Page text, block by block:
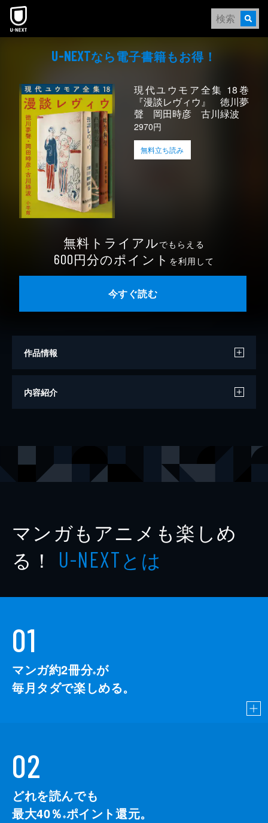
本文へスキップ
U-NEXTなら電⼦書籍もお得！
現代ユウモア全集 18巻
『漫談レヴィウ』 徳川夢
聲 岡田時彦 古川緑波
2970円
無料立ち読み
無料トライアルでもらえる
600円分のポイント を利用して
今すぐ読む
作品情報
著者
レーベル 現代ユウモア全集
内容紹介
マンガもアニメも楽しめ
る！ U-NEXTとは
01
マンガ約2冊分※が
毎月タダで楽しめる。
02
どれを読んでも
最大40％ ※ポイント還元。